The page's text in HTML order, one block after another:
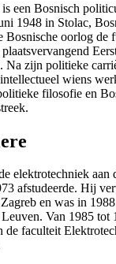
een Bosnisch
1948 in Stolac,
Bosnische oorlog de
Na zijn politieke
wiens
filosofie en
elektrotechniek aan
afstudeerde. Hij
en was in
Van 1985 tot
de faculteit